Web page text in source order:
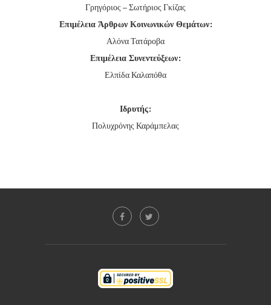
Γρηγόριος – Σωτήριος Γκίζας
Επιμέλεια Άρθρων Κοινωνικών Θεμάτων:
Αλόνα Τατάροβα
Επιμέλεια Συνεντεύξεων:
Ελπίδα Καλαπόθα
Ιδρυτής:
Πολυχρόνης Καράμπελας